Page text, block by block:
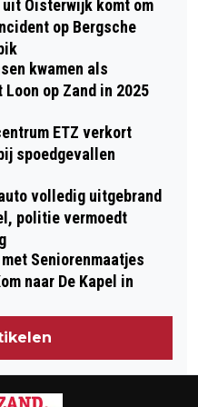
19
Oisterwijk komt om
op Bergsche
kwamen als
op Zand in 2025
ETZ verkort
spoedgevallen
volledig uitgebrand
politie vermoedt
Seniorenmaatjes
naar De Kapel in